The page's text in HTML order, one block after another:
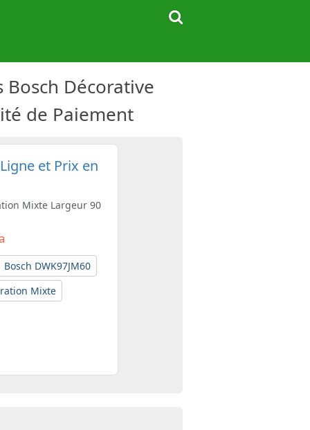
Bosch Décorative
de Paiement
et Prix en
Mixte Largeur 90
Bosch DWK97JM60
Mixte